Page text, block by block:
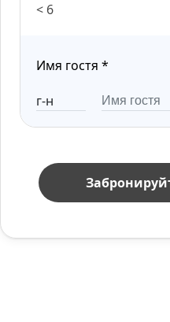
< 6
Имя гостя *